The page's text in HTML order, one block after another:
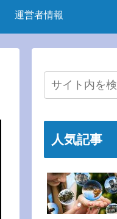
運営者情報
人気記事